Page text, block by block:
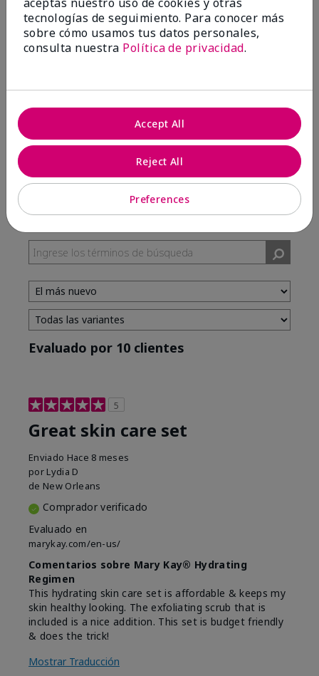
100%
Evaluado por 10 clientes
5
Great skin care set
Enviado Hace 8 meses
por Lydia D
de New Orleans
Comprador verificado
Evaluado en
marykay.com/en-us/
Comentarios sobre Mary Kay® Hydrating
Regimen
This hydrating skin care set is affordable & keeps my
skin healthy looking. The exfoliating scrub that is
included is a nice addition. This set is budget friendly
& does the trick!
Mostrar Traducción
tecnologías de seguimiento. Para conocer más
sobre cómo usamos tus datos personales,
consulta nuestra Política de privacidad.
Preferences
Reject All
Accept All